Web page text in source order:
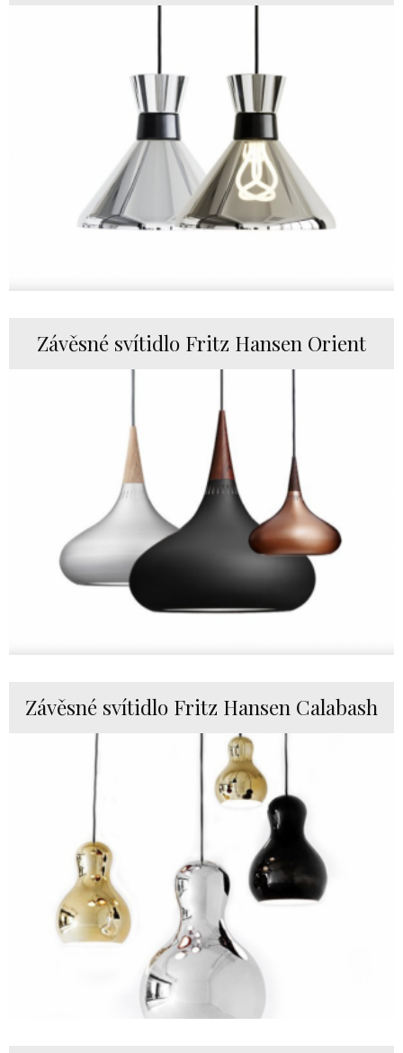
Závěsné svítidlo Fritz Hansen Orient
Závěsné svítidlo Fritz Hansen Calabash